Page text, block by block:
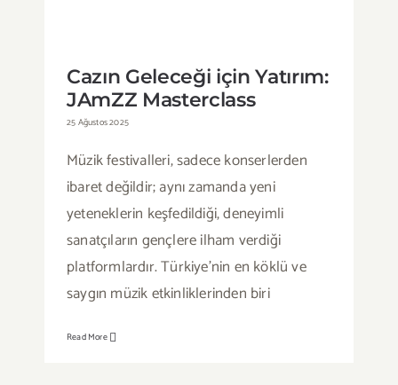
Cazın Geleceği için Yatırım:
JAmZZ Masterclass
25 Ağustos 2025
Müzik festivalleri, sadece konserlerden
ibaret değildir; aynı zamanda yeni
yeteneklerin keşfedildiği, deneyimli
sanatçıların gençlere ilham verdiği
platformlardır. Türkiye’nin en köklü ve
saygın müzik etkinliklerinden biri
Read More